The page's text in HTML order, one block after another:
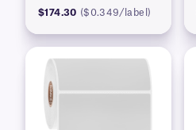
$174.30 ($0.349/label)